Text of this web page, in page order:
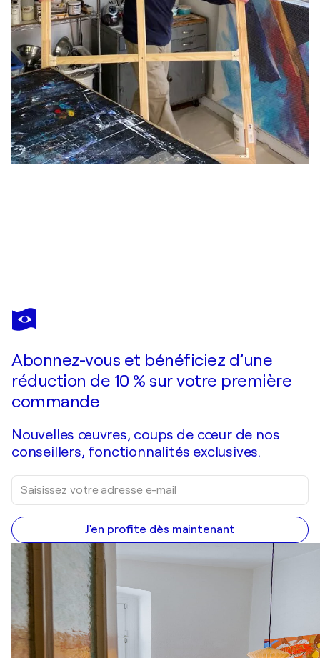
BILL SANTELLI
Memory Calls the Circles for its Name
Abonnez-vous et bénéficiez d’une
réduction de 10 % sur votre première
commande
Nouvelles œuvres, coups de cœur de nos
conseillers, fonctionnalités exclusives.
J'en profite dès maintenant